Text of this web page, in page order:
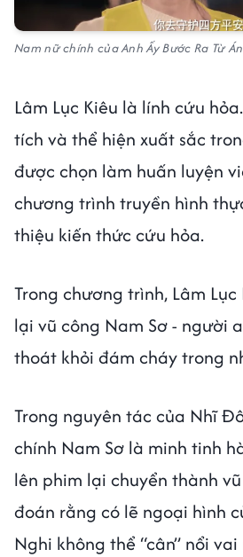
Nam nữ chính của Anh Ấy Bước Ra Từ
Lâm Lục Kiêu là lính cứu
tích và thể hiện xuất sắc
được chọn làm huấn luyện
chương trình truyền hình
thiệu kiến thức cứu hỏa.
Trong chương trình, Lâm
lại vũ công Nam Sơ - người
thoát khỏi đám cháy trong
Trong nguyên tác của Nhĩ
chính Nam Sơ là minh tinh
lên phim lại chuyển thành
đoán rằng có lẽ ngoại hình
Nghi không thể “cân” nổi